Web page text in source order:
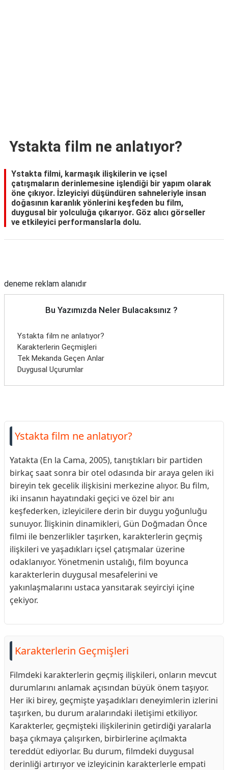
Ystakta film ne anlatıyor?
Ystakta filmi, karmaşık ilişkilerin ve içsel
çatışmaların derinlemesine işlendiği bir yapım olarak
öne çıkıyor. İzleyiciyi düşündüren sahneleriyle insan
doğasının karanlık yönlerini keşfeden bu film,
duygusal bir yolculuğa çıkarıyor. Göz alıcı görseller
ve etkileyici performanslarla dolu.
deneme reklam alanıdır
Bu Yazımızda Neler Bulacaksınız ?
Ystakta film ne anlatıyor?
Karakterlerin Geçmişleri
Tek Mekanda Geçen Anlar
Duygusal Uçurumlar
Ystakta film ne anlatıyor?
Yatakta (En la Cama, 2005), tanıştıkları bir partiden
birkaç saat sonra bir otel odasında bir araya gelen iki
bireyin tek gecelik ilişkisini merkezine alıyor. Bu film,
iki insanın hayatındaki geçici ve özel bir anı
keşfederken, izleyicilere derin bir duygu yoğunluğu
sunuyor. İlişkinin dinamikleri, Gün Doğmadan Önce
filmi ile benzerlikler taşırken, karakterlerin geçmiş
ilişkileri ve yaşadıkları içsel çatışmalar üzerine
odaklanıyor. Yönetmenin ustalığı, film boyunca
karakterlerin duygusal mesafelerini ve
yakınlaşmalarını ustaca yansıtarak seyirciyi içine
çekiyor.
Karakterlerin Geçmişleri
Filmdeki karakterlerin geçmiş ilişkileri, onların mevcut
durumlarını anlamak açısından büyük önem taşıyor.
Her iki birey, geçmişte yaşadıkları deneyimlerin izlerini
taşırken, bu durum aralarındaki iletişimi etkiliyor.
Karakterler, geçmişteki ilişkilerinin getirdiği yaralarla
başa çıkmaya çalışırken, birbirlerine açılmakta
tereddüt ediyorlar. Bu durum, filmdeki duygusal
derinliği artırıyor ve izleyicinin karakterlerle empati